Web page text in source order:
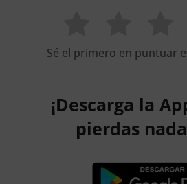
Sé el primero en puntuar
¡Descarga la
pierdas